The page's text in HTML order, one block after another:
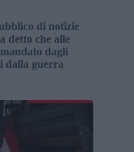
di notizie
detto che alle
dagli
dalla guerra